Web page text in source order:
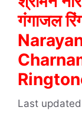
गंगाजल